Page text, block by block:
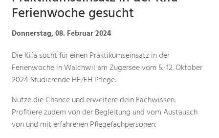
Ferienwoche gesucht
Donnerstag, 08. Februar 2024
Die Kifa sucht für einen Praktikumseinsatz in der
Ferienwoche in Walchwil am Zugersee vom 5.-12. Oktober
2024 Studierende HF/FH Pflege.
Nutze die Chance und erweitere dein Fachwissen.
Profitiere zudem von der Begleitung und vom Austausch
von und mit erfahrenen Pflegefachpersonen.